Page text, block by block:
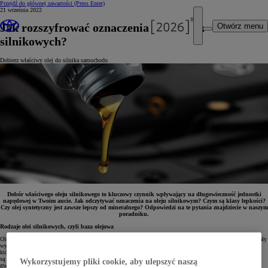
Przejdź do głównej zawartości (Press Enter)
Otwórz menu
21 września 2022
Jak rozszyfrować oznaczenia na olejach
silnikowych?
Dobierz właściwy olej do silnika samochodu
Dobór właściwego oleju silnikowego to kluczowy czynnik wpływający na długowieczność jednostki
napędowej w Twoim aucie. Jak odczytywać oznaczenia na oleju silnikowym? Czym są klasy lepkości?
Czy olej syntetyczny jest zawsze lepszy od mineralnego? Odpowiedzi na te pytania znajdziecie w naszym
poradniku.
Rodzaje olei silnikowych, czyli baza olejowa
Oleje silnikowe możemy podzielić na trzy główne rodzaje w zależności od tego, z jakich komponentów zostały
wytworzone.
które zapewniają prawidłowe smarowanie silnika nawet w najniższych temperaturach. Oleje syntetyczne
są stosowane „na pierwszy montaż” przez producentów aut i są rekomendowane także po okresie
gwarancyjnym. Charakteryzują się najwyższą ceną.
Wykorzystujemy pliki cookie, aby ulepszyć naszą